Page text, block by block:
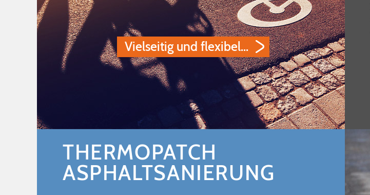
Vielseitig und flexibel...
THERMOPATCH
ASPHALTSANIERUNG